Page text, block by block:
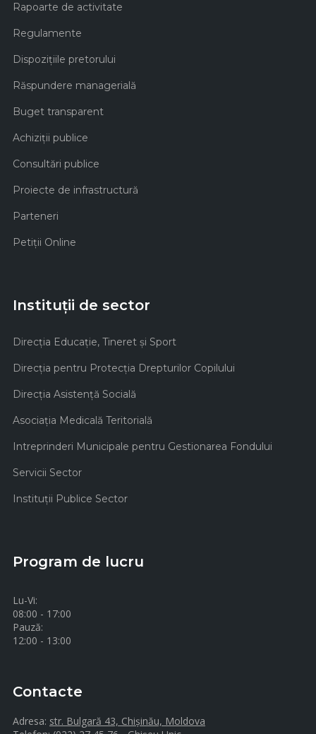
Rapoarte de activitate
Regulamente
Dispozițiile pretorului
Răspundere managerială
Buget transparent
Achiziţii publice
Consultări publice
Proiecte de infrastructură
Parteneri
Petiții Online
Instituții de sector
Direcţia Educaţie, Tineret şi Sport
Direcţia pentru Protecţia Drepturilor Copilului
Direcţia Asistenţă Socială
Asociaţia Medicală Teritorială
Intreprinderi Municipale pentru Gestionarea Fondului
Servicii Sector
Instituţii Publice Sector
Program de lucru
Lu-Vi:
08:00 - 17:00
Pauză:
12:00 - 13:00
Contacte
Adresa: str. Bulgară 43, Chișinău, Moldova